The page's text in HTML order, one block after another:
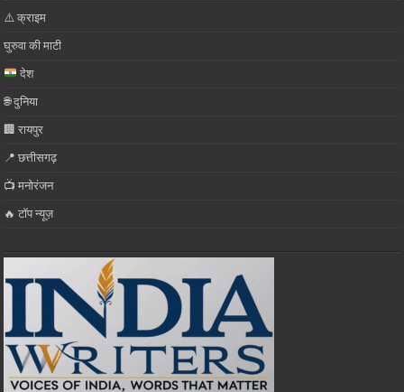
⚠️ क्राइम
घुरुवा की माटी
देश
🌐 दुनिया
🏢 रायपुर
📍 छत्तीसगढ़
📺 मनोरंजन
🔥 टॉप न्यूज़